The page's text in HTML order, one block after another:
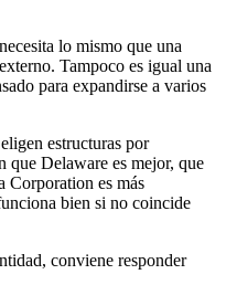
lo mismo que una
Tampoco es igual una
para expandirse a varios
estructuras por
que Delaware es mejor, que
Corporation es más
bien si no coincide
conviene responder